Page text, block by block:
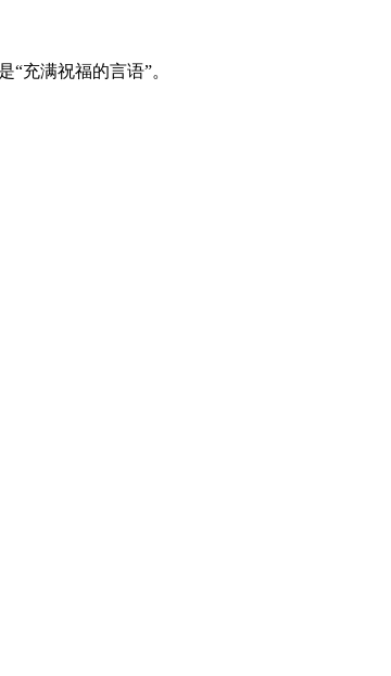
“充满祝福的言语”。